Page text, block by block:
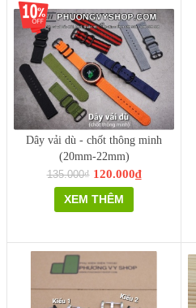
Dây vải dù - chốt thông minh
(20mm-22mm)
135.000₫ 120.000₫
XEM THÊM